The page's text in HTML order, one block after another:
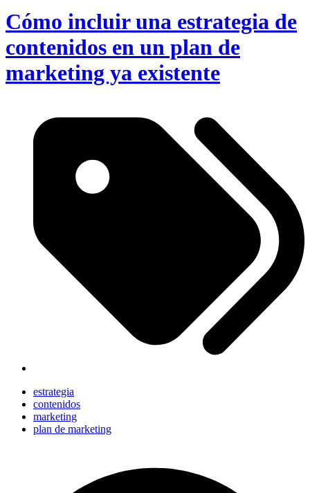
Cómo incluir una estrategia de
contenidos en un plan de
marketing ya existente
estrategia
contenidos
marketing
plan de marketing